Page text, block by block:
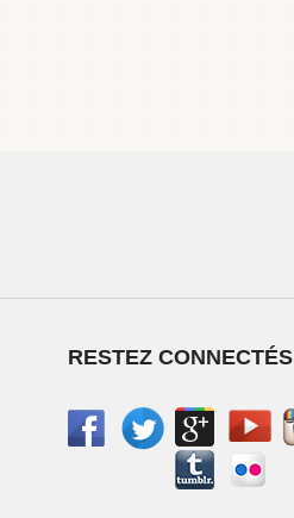
RESTEZ CONNECTÉS